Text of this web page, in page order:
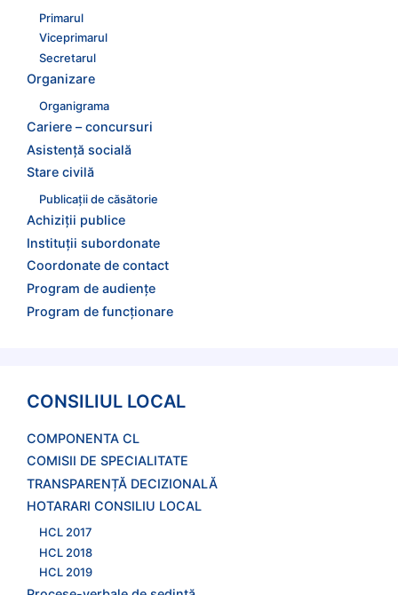
Primarul
Viceprimarul
Secretarul
Organizare
Organigrama
Cariere – concursuri
Asistență socială
Stare civilă
Publicații de căsătorie
Achiziții publice
Instituții subordonate
Coordonate de contact
Program de audienţe
Program de funcţionare
CONSILIUL LOCAL
COMPONENTA CL
COMISII DE SPECIALITATE
TRANSPARENȚĂ DECIZIONALĂ
HOTARARI CONSILIU LOCAL
HCL 2017
HCL 2018
HCL 2019